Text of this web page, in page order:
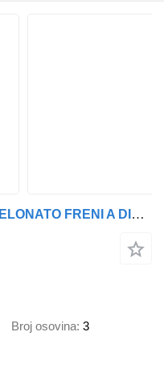
Schmitz Cargobull SCB S3T TELONATO FRENI A DISCO REVISIONE OK
Broj osovina 3